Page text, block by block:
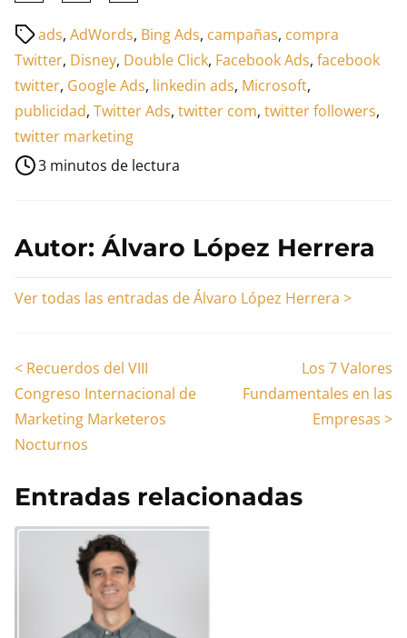
entrada
en:
ads, AdWords, Bing Ads, campañas, compra
Twitter, Disney, Double Click, Facebook Ads, facebook
twitter, Google Ads, linkedin ads, Microsoft,
publicidad, Twitter Ads, twitter com, twitter followers,
twitter marketing
Tiempo
de
lectura
de
la
entrada
3 minutos de lectura
Autor: Álvaro López Herrera
Ver todas las entradas de Álvaro López Herrera >
Navegación
de
entradas
< Recuerdos del VIII
Congreso Internacional de
Marketing Marketeros
Nocturnos
Los 7 Valores
Fundamentales en las
Empresas >
Entradas relacionadas